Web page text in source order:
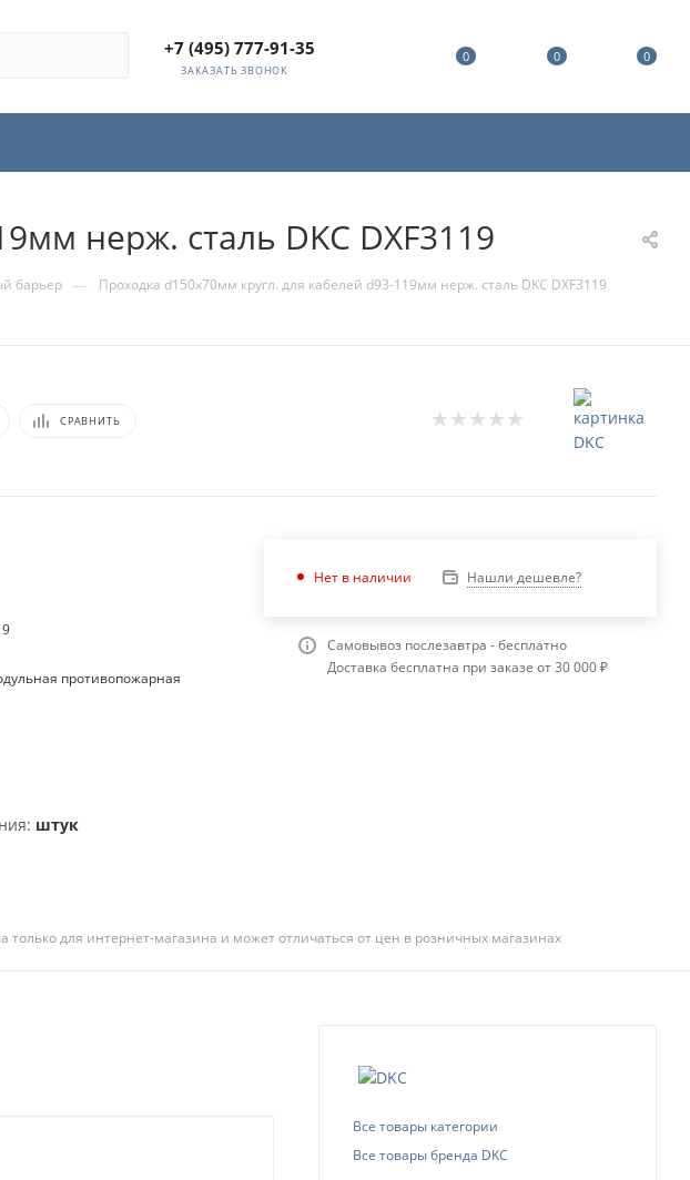
+7 (495) 777-91-35
ЗАКАЗАТЬ ЗВОНОК
0 0 0
нерж. сталь DKC DXF3119
барьер — Проходка d150х70мм кругл. для кабелей d93-119мм нерж. сталь DKC DXF3119
СРАВНИТЬ
противопожарная
штук
Нет в наличии Нашли дешевле?
Самовывоз послезавтра - бесплатно
Доставка бесплатна при заказе от 30 000 ₽
только для интернет-магазина и может отличаться от цен в розничных магазинах
Все товары категории
Все товары бренда DKC